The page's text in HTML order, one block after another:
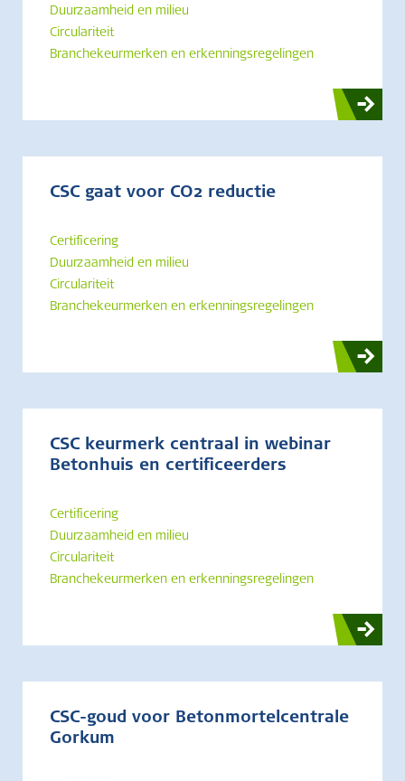
Duurzaamheid en milieu
Circulariteit
Branchekeurmerken en erkenningsregelingen
CSC gaat voor CO2 reductie
Certificering
Duurzaamheid en milieu
Circulariteit
Branchekeurmerken en erkenningsregelingen
CSC keurmerk centraal in webinar
Betonhuis en certificeerders
Certificering
Duurzaamheid en milieu
Circulariteit
Branchekeurmerken en erkenningsregelingen
CSC-goud voor Betonmortelcentrale
Gorkum